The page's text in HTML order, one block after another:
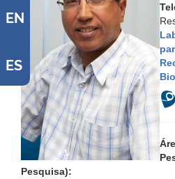
EN
ES
Pesquisa):